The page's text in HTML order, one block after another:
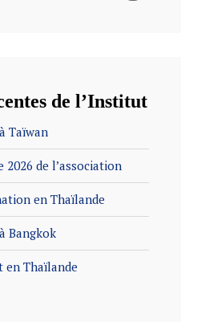
de l’Institut
Taïwan
2026 de l’association
en Thaïlande
Bangkok
en Thaïlande